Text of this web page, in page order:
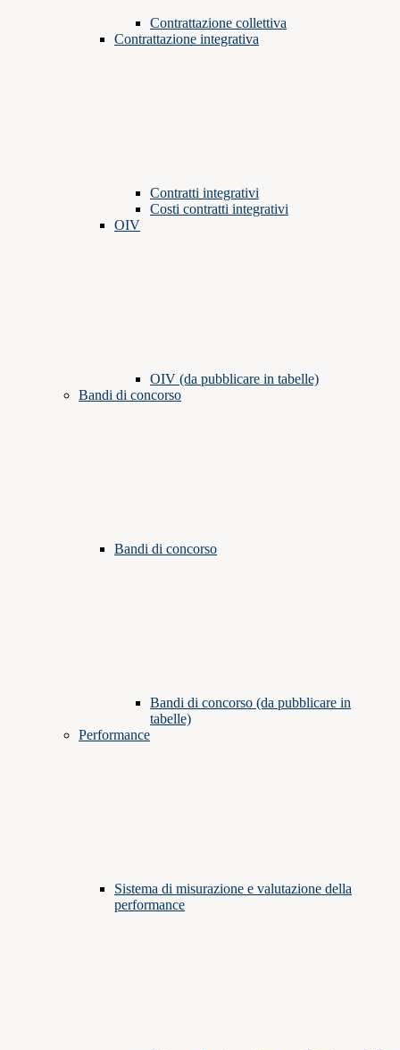
Contrattazione collettiva
Contrattazione integrativa
Contratti integrativi
Costi contratti integrativi
OIV
OIV (da pubblicare in tabelle)
Bandi di concorso
Bandi di concorso
Bandi di concorso (da pubblicare in
tabelle)
Performance
Sistema di misurazione e valutazione della
performance